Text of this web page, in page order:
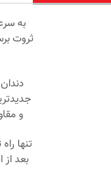
به
ثروت
و
تنها
بعد